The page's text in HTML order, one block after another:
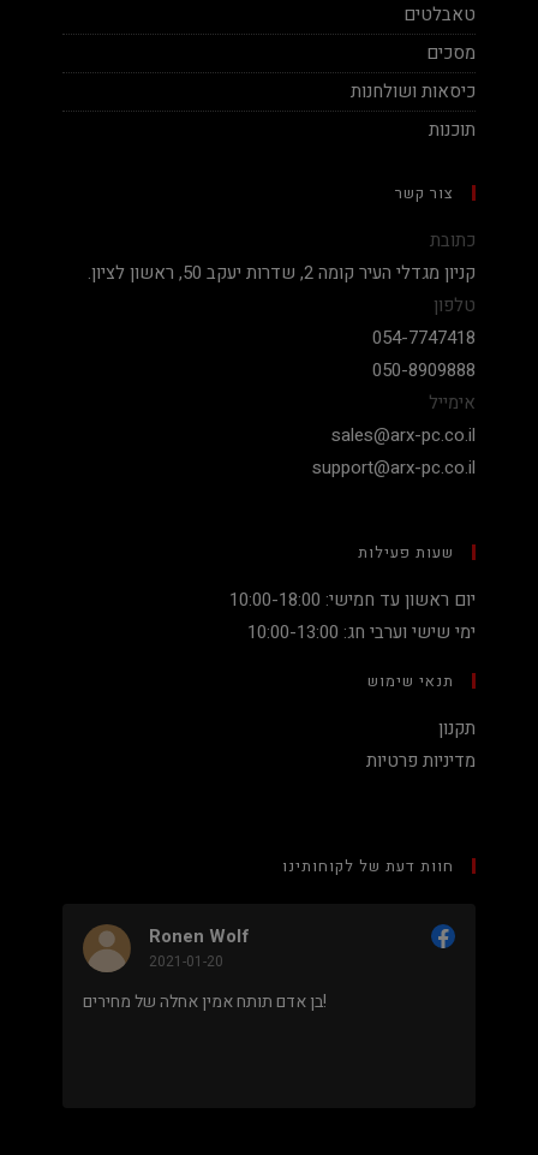
טאבלטים
מסכים
כיסאות ושולחנות
תוכנות
צור קשר
כתובת
קניון מגדלי העיר קומה 2, שדרות יעקב 50, ראשון לציון.
טלפון
054-7747418
050-8909888
אימייל
sales@arx-pc.co.il
support@arx-pc.co.il
שעות פעילות
יום ראשון עד חמישי: 10:00-18:00
ימי שישי וערבי חג: 10:00-13:00
תנאי שימוש
תקנון
מדיניות פרטיות
חוות דעת של לקוחותינו
Wolf
בן אדם תותח אמין אחלה של מחירים!
Nadav Peket